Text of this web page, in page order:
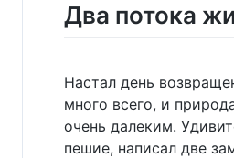
Два потока
Настал день
много всего, и
очень далеким.
пешие, написал две